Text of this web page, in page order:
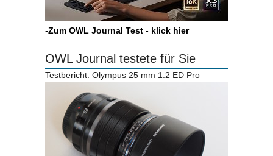
-Zum OWL Journal Test - klick hier
OWL Journal testete für Sie
Testbericht: Olympus 25 mm 1.2 ED Pro